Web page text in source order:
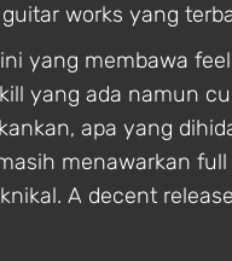
works yang
yang membawa
yang ada namun
apa yang
menawarkan
A decent